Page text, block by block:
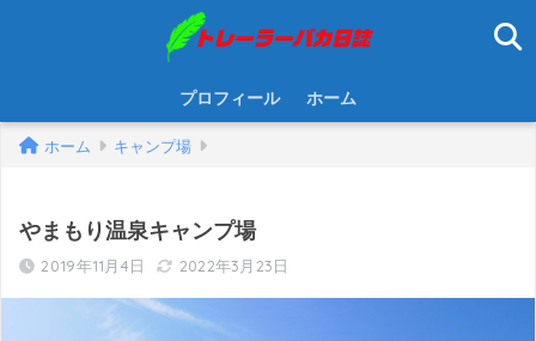
プロフィール ホーム
ホーム キャンプ場
やまもり温泉キャンプ場
2019年11月4日 2022年3月23日